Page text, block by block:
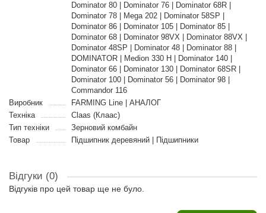
Dominator 80 | Dominator 76 | Dominator 68R |
Dominator 78 | Mega 202 | Dominator 58SP |
Dominator 86 | Dominator 105 | Dominator 85 |
Dominator 68 | Dominator 98VX | Dominator 88VX |
Dominator 48SP | Dominator 48 | Dominator 88 |
DOMINATOR | Medion 330 H | Dominator 140 |
Dominator 66 | Dominator 130 | Dominator 68SR |
Dominator 100 | Dominator 56 | Dominator 98 |
Commandor 116
Виробник
FARMING Line | АНАЛОГ
Техніка
Claas (Клаас)
Тип техніки
Зерновий комбайн
Товар
Підшипник деревяний | Підшипники
Відгуки (0)
Відгуків про цей товар ще не було.